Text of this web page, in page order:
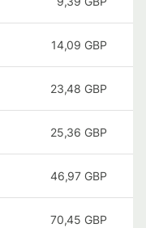
14,09 GBP
23,48 GBP
25,36 GBP
46,97 GBP
70,45 GBP